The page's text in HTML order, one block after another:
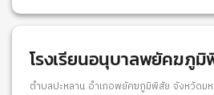
โรงเรียนอนุบาลพยัคฆภู
ตำบลปะหลาน อำเภอพยัคฆภูมิพิสัย จังหวัดม